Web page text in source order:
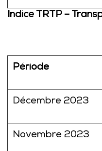
Indice TRTP –
Période
Décembre 2023
Novembre 2023